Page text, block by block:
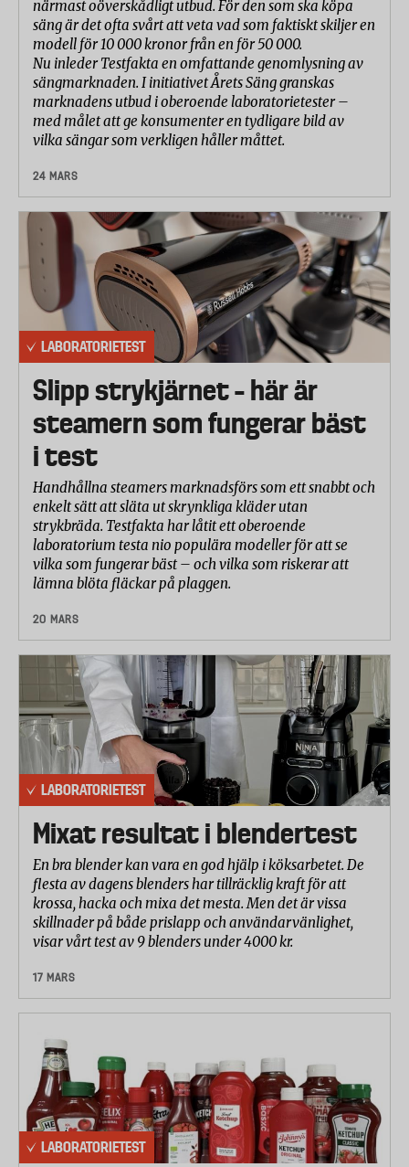
närmast oöverskådligt utbud. För den som ska köpa
säng är det ofta svårt att veta vad som faktiskt skiljer en
modell för 10 000 kronor från en för 50 000.
Nu inleder Testfakta en omfattande genomlysning av
sängmarknaden. I initiativet Årets Säng granskas
marknadens utbud i oberoende laboratorietester –
med målet att ge konsumenter en tydligare bild av
vilka sängar som verkligen håller måttet.
24 MARS
LABORATORIETEST
Slipp strykjärnet – här är
steamern som fungerar bäst
i test
Handhållna steamers marknadsförs som ett snabbt och
enkelt sätt att släta ut skrynkliga kläder utan
strykbräda. Testfakta har låtit ett oberoende
laboratorium testa nio populära modeller för att se
vilka som fungerar bäst – och vilka som riskerar att
lämna blöta fläckar på plaggen.
20 MARS
LABORATORIETEST
Mixat resultat i blendertest
En bra blender kan vara en god hjälp i köksarbetet. De
flesta av dagens blenders har tillräcklig kraft för att
krossa, hacka och mixa det mesta. Men det är vissa
skillnader på både prislapp och användarvänlighet,
visar vårt test av 9 blenders under 4000 kr.
17 MARS
LABORATORIETEST